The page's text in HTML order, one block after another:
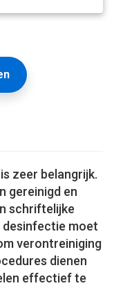
zeer belangrijk.
gereinigd en
schriftelijke
desinfectie moet
verontreiniging
dienen
effectief te